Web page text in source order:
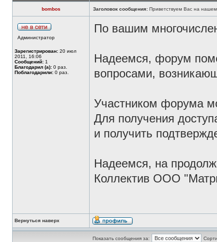
bombos Заголовок сообщения: Приветствуем Вас на
Администратор
Зарегистрирован: 20 июл
2011, 16:06
Сообщений: 1
Благодарил (а): 0 раз.
Поблагодарили: 0 раз.
По вашим
Надеемся, форум
вопросами,
Участником форума
Для получения
и получить
Надеемся, на
Коллектив ООО
Вернуться наверх
Показать сообщения за: